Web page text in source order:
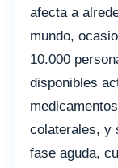
afecta a
mundo,
10.000
disponibles
colaterales, y
fase aguda,